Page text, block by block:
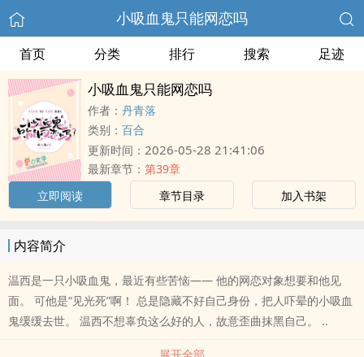
小吸血鬼只能网恋吗
首页 分类 排行 搜索 足迹
小吸血鬼只能网恋吗
作者： 丹青落
类别： 百合
更新时间： 2026-05-28 21:41:06
最新章节： 第39章
立即阅读
章节目录 加入书架
内容简介
温西是一只小吸血鬼，最近有些苦恼—— 他的网恋对象想要和他见
面。 可他是“见光死”啊！ 总是隐藏不好自己身份，把人吓晕的小吸血
鬼缓缓去世。 温西不想辜负这么好的人，故意歪曲抹黑自己。 ..